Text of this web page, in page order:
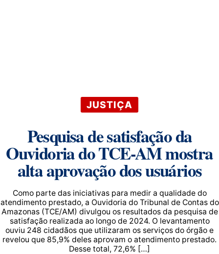
JUSTIÇA
Pesquisa de satisfação da
Ouvidoria do TCE-AM mostra
alta aprovação dos usuários
Como parte das iniciativas para medir a qualidade do
atendimento prestado, a Ouvidoria do Tribunal de Contas do
Amazonas (TCE/AM) divulgou os resultados da pesquisa de
satisfação realizada ao longo de 2024. O levantamento
ouviu 248 cidadãos que utilizaram os serviços do órgão e
revelou que 85,9% deles aprovam o atendimento prestado.
Desse total, 72,6% […]